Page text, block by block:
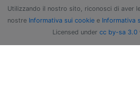
Utilizzando il nostro sito, riconosci di aver
nostre Informativa sui cookie e Informativa
Licensed under cc by-sa 3.0